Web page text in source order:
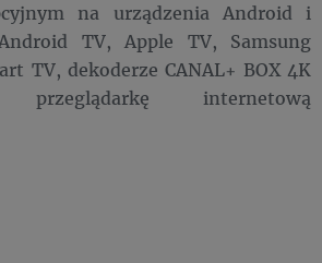
na urządzenia Android i
TV, Apple TV, Samsung
TV, dekoderze CANAL+ BOX 4K
internetową